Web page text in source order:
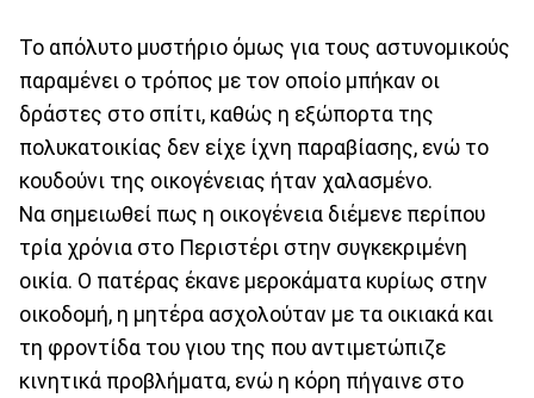
Το απόλυτο μυστήριο όμως για τους αστυνομικούς
παραμένει ο τρόπος με τον οποίο μπήκαν οι
δράστες στο σπίτι, καθώς η εξώπορτα της
πολυκατοικίας δεν είχε ίχνη παραβίασης, ενώ το
κουδούνι της οικογένειας ήταν χαλασμένο.
Να σημειωθεί πως η οικογένεια διέμενε περίπου
τρία χρόνια στο Περιστέρι στην συγκεκριμένη
οικία. Ο πατέρας έκανε μεροκάματα κυρίως στην
οικοδομή, η μητέρα ασχολούταν με τα οικιακά και
τη φροντίδα του γιου της που αντιμετώπιζε
κινητικά προβλήματα, ενώ η κόρη πήγαινε στο